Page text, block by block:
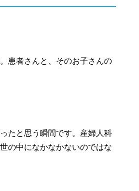
患者さんと、そのお子さんの
たと思う瞬間です。産婦人科
の中になかなかないのではな